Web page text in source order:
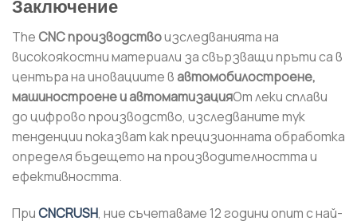
Заключение
TheCNC производствоизследванията на
високоякостни материали за свързващи пръти са в
центъра на иновациите в автомобилостроене,
машиностроене и автоматизацияОт леки сплави
до цифрово производство, изследваните тук
тенденции показват как прецизионната обработка
определя бъдещето на производителността и
ефективността.
ПриCNCRUSH, ние съчетаваме 12 години опит с най-